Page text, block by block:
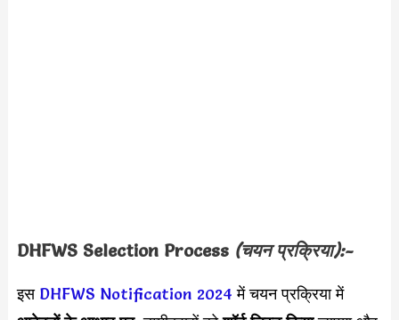
DHFWS Selection Process (चयन प्रक्रिया):-
इस DHFWS Notification 2024 में चयन प्रक्रिया में